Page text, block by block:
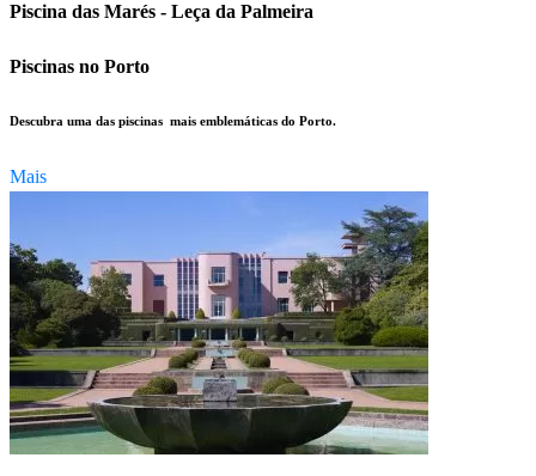
Piscina das Marés - Leça da Palmeira
Piscinas no Porto
Descubra uma das piscinas mais emblemáticas do Porto.
Mais